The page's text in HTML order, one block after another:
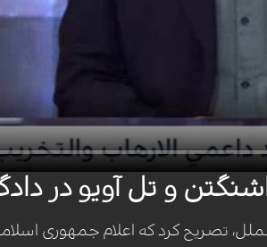
و تل آویو در
تصریح کرد که اعلام جمهوری